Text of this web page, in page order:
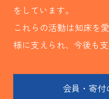
をしています。
これらの活動は知床を
様に支えられ、今後も
会員・寄付